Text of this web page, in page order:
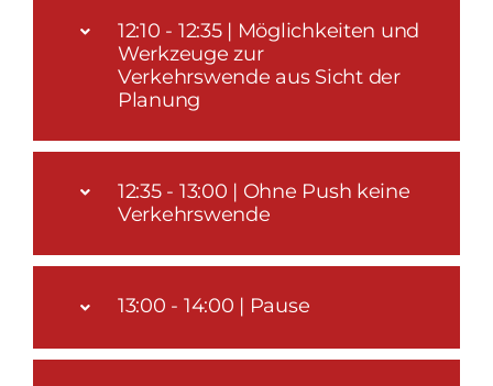
12:10 - 12:35 | Möglichkeiten und
Werkzeuge zur
Verkehrswende aus Sicht der
Planung
12:35 - 13:00 | Ohne Push keine
Verkehrswende
13:00 - 14:00 | Pause